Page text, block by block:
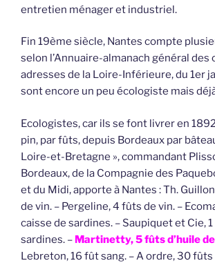
entretien ménager et industriel.
Fin 19ème siècle, Nantes compte
selon l’Annuaire-almanach général des
adresses de la Loire-Inférieure, du 1er
sont encore un peu écologiste mais
Ecologistes, car ils se font livrer en
pin, par fûts, depuis Bordeaux par
Loire-et-Bretagne », commandant
Bordeaux, de la Compagnie des
et du Midi, apporte à Nantes : Th.
de vin. – Pergeline, 4 fûts de vin. –
caisse de sardines. – Saupiquet et Cie,
sardines. – Martinetty, 5 fûts d’huile
Lebreton, 16 fût sang. – A ordre, 30 fûts